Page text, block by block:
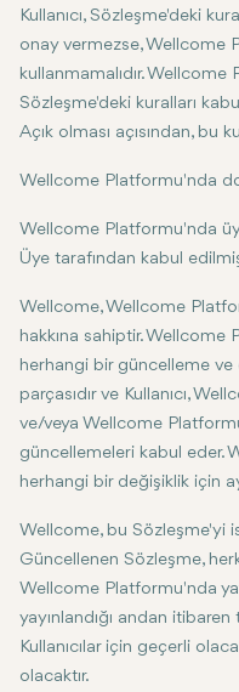
Kullanıcı, Sözleşme'deki
onay vermezse, Wellcome
kullanmamalıdır. Wellcome
Sözleşme'deki kuralları
Açık olması açısından, bu
Wellcome Platformu'nda
Wellcome Platformu'nda
Üye tarafından kabul
Wellcome, Wellcome
hakkına sahiptir. Wellcome
herhangi bir güncelleme
parçasıdır ve Kullanıcı,
ve/veya Wellcome
güncellemeleri kabul eder.
herhangi bir değişiklik için
Wellcome, bu Sözleşme'yi
Güncellenen Sözleşme,
Wellcome Platformu'nda
yayınlandığı andan
Kullanıcılar için geçerli
olacaktır.